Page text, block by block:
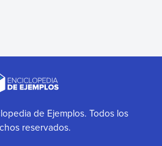
de Ejemplos. Todos los
reservados.